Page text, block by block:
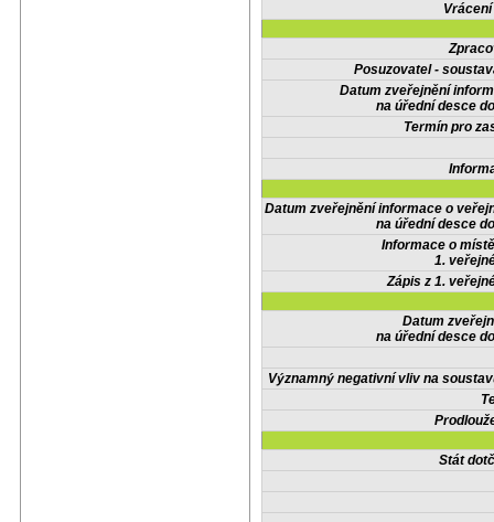
Posuzovatel -
Datum zveřejnění
na úřední desce
Termín pro
Datum zveřejnění informace o
na úřední desce
Informace o
1.
Zápis z 1.
Datum
na úřední desce
Významný negativní vliv na
Stát